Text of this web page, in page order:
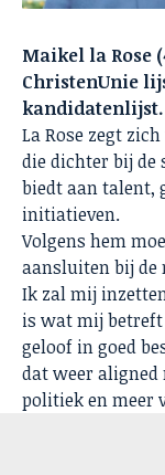
Maikel la Rose
ChristenUnie
kandidatenlijst.
La Rose zegt
die dichter bij de
biedt aan talent,
initiatieven.
Volgens hem
aansluiten bij de
Ik zal mij
is wat mij
geloof in goed
dat weer aligned
politiek en meer